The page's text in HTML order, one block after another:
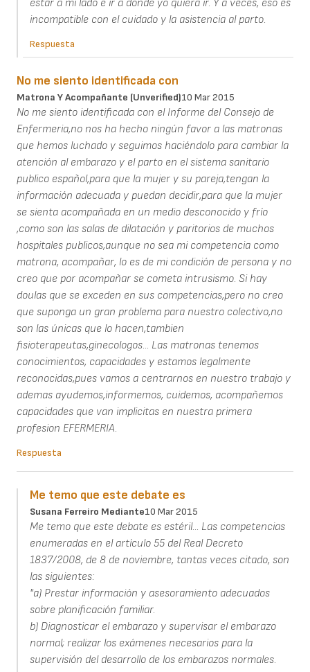
estar a mi lado e ir a donde yo quiera ir. Y a veces, eso es
incompatible con el cuidado y la asistencia al parto.
Respuesta
No me siento identificada con
Matrona Y Acompañante (unverified)10 Mar 2015
No me siento identificada con el Informe del Consejo de
Enfermeria,no nos ha hecho ningún favor a las matronas
que hemos luchado y seguimos haciéndolo para cambiar la
atención al embarazo y el parto en el sistema sanitario
publico español,para que la mujer y su pareja,tengan la
información adecuada y puedan decidir,para que la mujer
se sienta acompañada en un medio desconocido y frío
,como son las salas de dilatación y paritorios de muchos
hospitales publicos,aunque no sea mi competencia como
matrona, acompañar, lo es de mi condición de persona y no
creo que por acompañar se cometa intrusismo. Si hay
doulas que se exceden en sus competencias,pero no creo
que suponga un gran problema para nuestro colectivo,no
son las únicas que lo hacen,tambien
fisioterapeutas,ginecologos... Las matronas tenemos
conocimientos, capacidades y estamos legalmente
reconocidas,pues vamos a centrarnos en nuestro trabajo y
ademas ayudemos,informemos, cuidemos, acompañemos
capacidades que van implicitas en nuestra primera
profesion EFERMERIA.
Respuesta
Me temo que este debate es
Susana Ferreiro Mediante10 Mar 2015
Me temo que este debate es estéril... Las competencias
enumeradas en el artículo 55 del Real Decreto
1837/2008, de 8 de noviembre, tantas veces citado, son
las siguientes:
"a) Prestar información y asesoramiento adecuados
sobre planificación familiar.
b) Diagnosticar el embarazo y supervisar el embarazo
normal; realizar los exámenes necesarios para la
supervisión del desarrollo de los embarazos normales.